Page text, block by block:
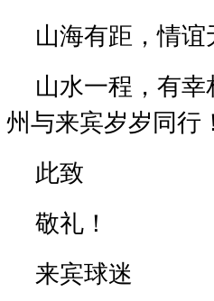
山海有距，情谊
山水一程，有
州与来宾岁岁同行！
此致
敬礼！
来宾球迷